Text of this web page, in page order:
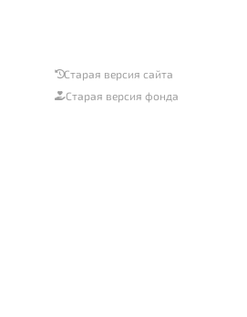
Старая версия сайта
Старая версия фонда